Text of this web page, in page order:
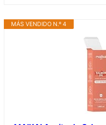
MÁS VENDIDO N.º 4